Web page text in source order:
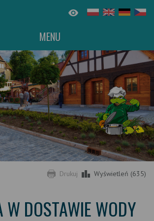
MENU
Drukuj Wyświetleń (635)
W DOSTAWIE WODY